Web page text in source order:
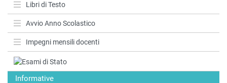
Libri di Testo
Avvio Anno Scolastico
Impegni mensili docenti
Informative